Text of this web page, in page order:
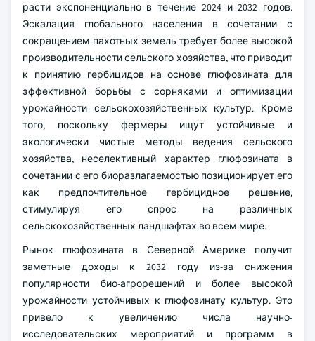
расти экспоненциально в течение 2024 и 2032 годов.
Эскалация глобального населения в сочетании с
сокращением пахотных земель требует более высокой
производительности сельского хозяйства, что приводит
к принятию гербицидов на основе глюфозината для
эффективной борьбы с сорняками и оптимизации
урожайности сельскохозяйственных культур. Кроме
того, поскольку фермеры ищут устойчивые и
экологически чистые методы ведения сельского
хозяйства, неселективный характер глюфозината в
сочетании с его биоразлагаемостью позиционирует его
как предпочтительное гербицидное решение,
стимулируя его спрос на различных
сельскохозяйственных ландшафтах во всем мире.
Рынок глюфозината в Северной Америке получит
заметные доходы к 2032 году из-за снижения
популярности био-агрорешений и более высокой
урожайности устойчивых к глюфозинату культур. Это
привело к увеличению числа научно-
исследовательских мероприятий и программ в